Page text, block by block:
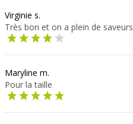
Virginie s.
Très bon et on a plein de saveurs
Maryline m.
Pour la taille